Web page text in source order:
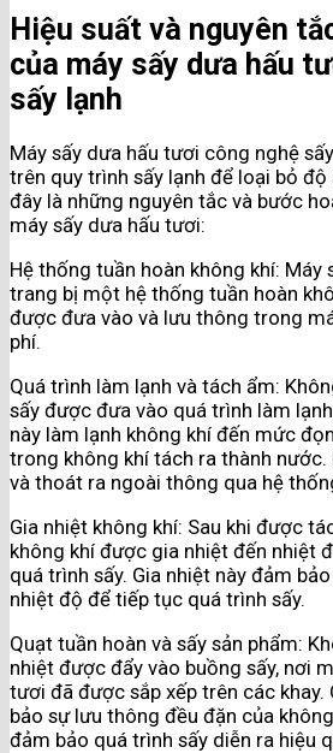
Hiệu suất và nguyên
của máy sấy dưa hấu
sấy lạnh
Máy sấy dưa hấu tươi công nghệ
trên quy trình sấy lạnh để loại bỏ
đây là những nguyên tắc và bước
máy sấy dưa hấu tươi:
Hệ thống tuần hoàn không khí:
trang bị một hệ thống tuần hoàn
được đưa vào và lưu thông trong
phí.
Quá trình làm lạnh và tách ẩm:
sấy được đưa vào quá trình làm
này làm lạnh không khí đến mức
trong không khí tách ra thành
và thoát ra ngoài thông qua hệ
Gia nhiệt không khí: Sau khi được
không khí được gia nhiệt đến nhiệt
quá trình sấy. Gia nhiệt này đảm
nhiệt độ để tiếp tục quá trình sấy.
Quạt tuần hoàn và sấy sản phẩm:
nhiệt được đẩy vào buồng sấy, nơi
tươi đã được sắp xếp trên các khay.
bảo sự lưu thông đều đặn của
đảm bảo quá trình sấy diễn ra hiệu